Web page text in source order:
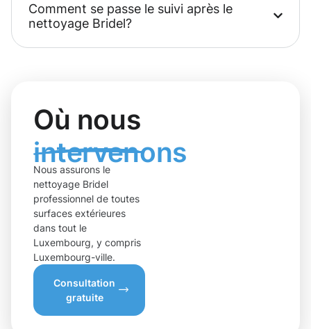
Comment se passe le suivi après le
nettoyage Bridel?
Où nous
intervenons
Nous assurons le
nettoyage Bridel
professionnel de toutes
surfaces extérieures
dans tout le
Luxembourg, y compris
Luxembourg-ville.
Consultation
gratuite